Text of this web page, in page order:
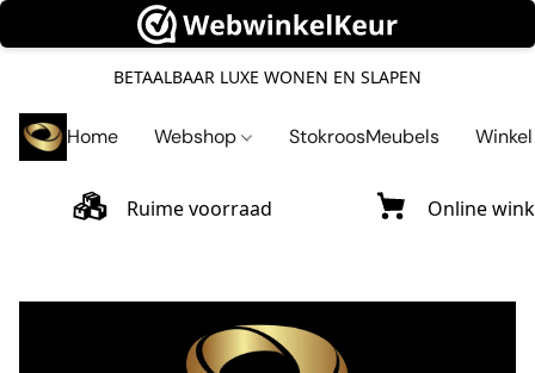
BETAALBAAR LUXE WONEN EN SLAPEN
Home Webshop StokroosMeubels
Ruime voorraad Online